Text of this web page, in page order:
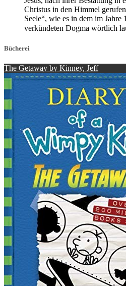
Christus in den Himmel
Seele“, wie es in dem im
verkündeten Dogma wörtlich
Bücherei
The Getaway by Kinney, Jeff